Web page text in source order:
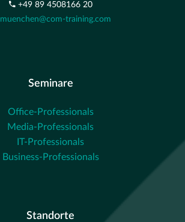
+49 89 4508166 20
muenchen@com-training.com
Seminare
Office-Professionals
Media-Professionals
IT-Professionals
Business-Professionals
Standorte